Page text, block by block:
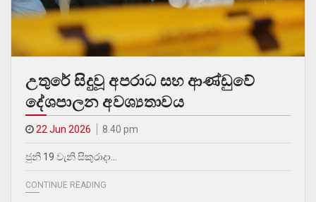
උතුරේ සිදුවූ අපරාධ සහ ආණ්ඩුවේ
දේශපාලන අවශ්‍යතාවය
22 Jun 2026 8.40 pm
ජුනි 19 වැනි සිකුරාදා…
CONTINUE READING